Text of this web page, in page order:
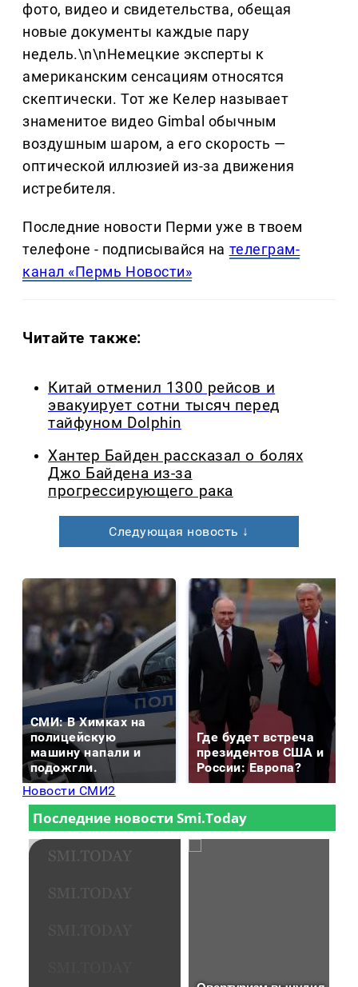
фото, видео и свидетельства, обещая
новые документы каждые пару
недель.\n\nНемецкие эксперты к
американским сенсациям относятся
скептически. Тот же Келер называет
знаменитое видео Gimbal обычным
воздушным шаром, а его скорость —
оптической иллюзией из-за движения
истребителя.
Последние новости Перми уже в твоем
телефоне - подписывайся на телеграм-
канал «Пермь Новости»
Читайте также:
Китай отменил 1300 рейсов и
эвакуирует сотни тысяч перед
тайфуном Dolphin
Хантер Байден рассказал о болях
Джо Байдена из-за
прогрессирующего рака
Следующая новость ↓
СМИ: В Химках на
полицейскую
машину напали и
подожгли.
Где будет встреча
президентов США и
России: Европа?
Новости СМИ2